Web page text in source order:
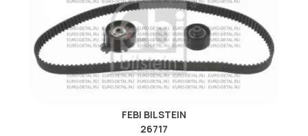
FEBI BILSTEIN
26717